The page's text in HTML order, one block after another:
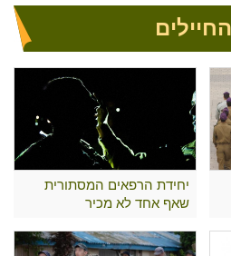
יחידת הרפאים המסתורית
שאף אחד לא מכיר